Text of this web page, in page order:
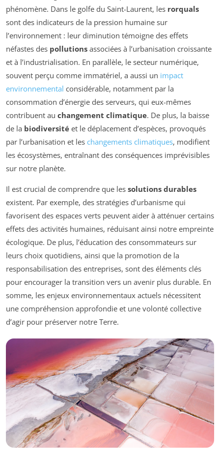
phénomène. Dans le golfe du Saint-Laurent, les rorquals
sont des indicateurs de la pression humaine sur
l’environnement : leur diminution témoigne des effets
néfastes des pollutions associées à l’urbanisation croissante
et à l’industrialisation. En parallèle, le secteur numérique,
souvent perçu comme immatériel, a aussi un impact
environnemental considérable, notamment par la
consommation d’énergie des serveurs, qui eux-mêmes
contribuent au changement climatique. De plus, la baisse
de la biodiversité et le déplacement d’espèces, provoqués
par l’urbanisation et les changements climatiques, modifient
les écosystèmes, entraînant des conséquences imprévisibles
sur notre planète.
Il est crucial de comprendre que les solutions durables
existent. Par exemple, des stratégies d’urbanisme qui
favorisent des espaces verts peuvent aider à atténuer certains
effets des activités humaines, réduisant ainsi notre empreinte
écologique. De plus, l’éducation des consommateurs sur
leurs choix quotidiens, ainsi que la promotion de la
responsabilisation des entreprises, sont des éléments clés
pour encourager la transition vers un avenir plus durable. En
somme, les enjeux environnementaux actuels nécessitent
une compréhension approfondie et une volonté collective
d’agir pour préserver notre Terre.